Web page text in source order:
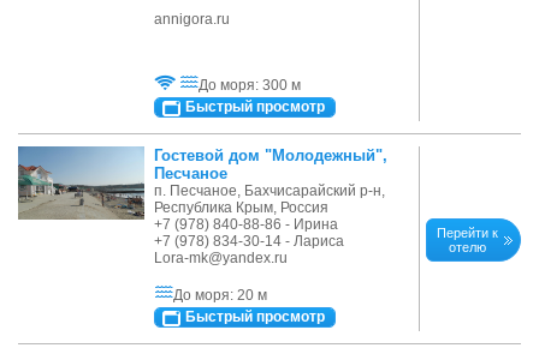
annigora.ru
До моря: 300 м
Быстрый просмотр
Гостевой дом "Молодежный",
Песчаное
п. Песчаное, Бахчисарайский р-н,
Республика Крым, Россия
+7 (978) 840-88-86 - Ирина
+7 (978) 834-30-14 - Лариса
Lora-mk@yandex.ru
До моря: 20 м
Быстрый просмотр
Перейти к
отелю